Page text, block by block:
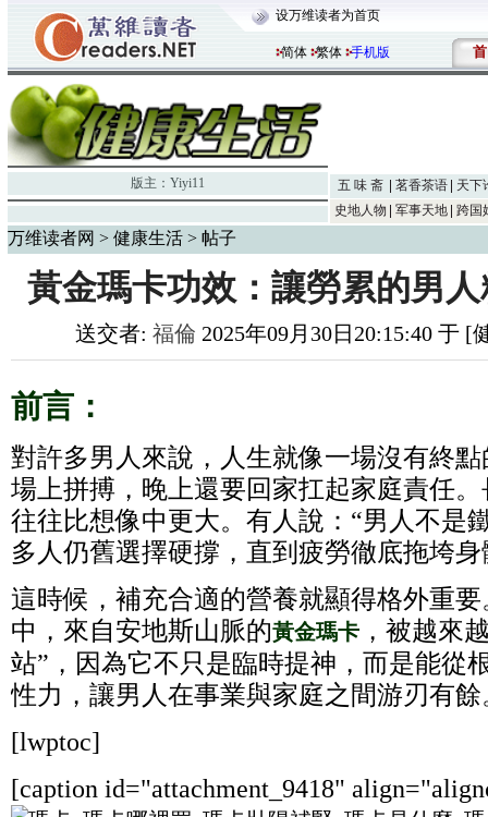
设万维读者为首页
简体 繁体 手机版 首
版主： Yiyi11 五 味 斋 茗香茶语
天下
史地人物
军事天地 跨国
万维读者网 > 健康生活 > 帖子
黃金瑪卡功效：讓勞累的男
送交者: 福倫 2025年09月30日20:15:40 于
前言：
對許多男人來說，人生就像一場沒有終
場上拼搏，晚上還要回家扛起家庭責任
往往比想像中更大。有人說：“男人不是
多人仍舊選擇硬撐，直到疲勞徹底拖垮
這時候，補充合適的營養就顯得格外重
中，來自安地斯山脈的黃金瑪卡 ，被越來
站”，因為它不只是臨時提神，而是能從
性力，讓男人在事業與家庭之間游刃有餘
[lwptoc]
[caption id="attachment_9418"